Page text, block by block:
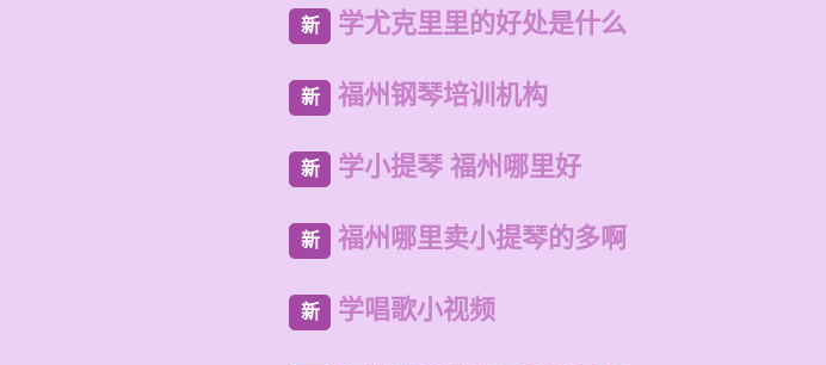
新 学尤克里里的好处是什么
新 福州钢琴培训机构
新 学小提琴 福州哪里好
新 福州哪里卖小提琴的多啊
新 学唱歌小视频